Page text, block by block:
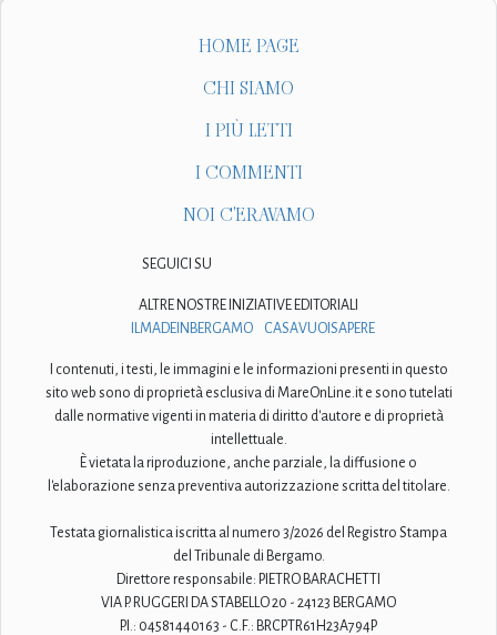
HOME PAGE
CHI SIAMO
I PIÙ LETTI
I COMMENTI
NOI C'ERAVAMO
SEGUICI SU
ALTRE NOSTRE INIZIATIVE EDITORIALI
ILMADEINBERGAMO
CASAVUOISAPERE
I contenuti, i testi, le immagini e le informazioni presenti in questo
sito web sono di proprietà esclusiva di MareOnLine.it e sono tutelati
dalle normative vigenti in materia di diritto d'autore e di proprietà
intellettuale.
È vietata la riproduzione, anche parziale, la diffusione o
l'elaborazione senza preventiva autorizzazione scritta del titolare.
Testata giornalistica iscritta al numero 3/2026 del Registro Stampa
del Tribunale di Bergamo.
Direttore responsabile: PIETRO BARACHETTI
VIA P. RUGGERI DA STABELLO 20 - 24123 BERGAMO
P.I.: 04581440163 - C.F.: BRCPTR61H23A794P